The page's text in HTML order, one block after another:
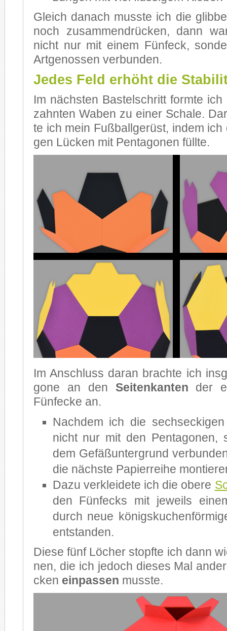
Gleich da­nach muss­te ich die
noch zu­sam­men­drü­cken, dann
nicht nur mit ei­nem Fünf­eck,
Art­ge­nos­sen ver­bun­den.
Jedes Feld erhöht die
Im nächs­ten Bas­tel­schritt form­te
zahn­ten Wa­ben zu ei­ner Scha­le.
te ich mein Fuß­ball­ge­rüst, in­dem
gen Lü­cken mit Pen­ta­go­nen füll­te.
Im An­schluss dar­an brach­te ich
go­ne an den Sei­ten­kan­ten der
Fünf­ecke an.
Nach­dem ich die
nicht nur mit den Pen­ta­go­nen,
dem Ge­fäß­un­ter­grund
die nächs­te Pa­pier­rei­he
Dazu ver­klei­de­te ich die obe­re
den Fünf­ecks mit je­weils
durch neue
ent­stan­den.
Die­se fünf Lö­cher stopf­te ich dann
nen, die ich je­doch die­ses Mal
cken ein­pas­sen muss­te.